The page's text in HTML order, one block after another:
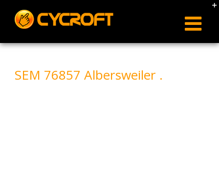
content
SEM 76857 Albersweiler .